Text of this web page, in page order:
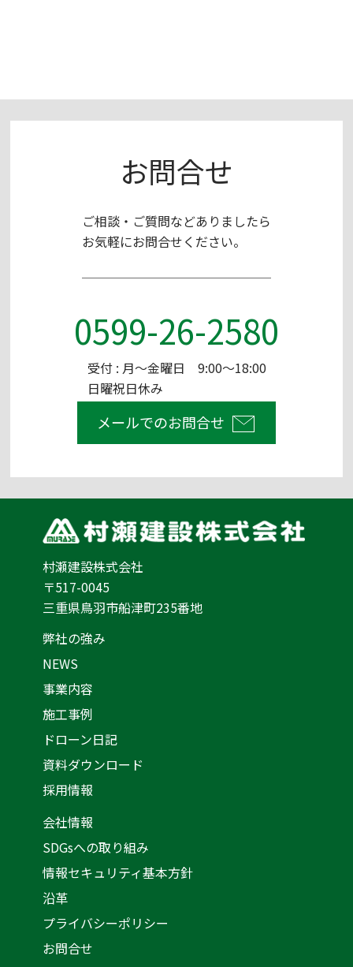
お問合せ
ご相談・ご質問などありましたら
お気軽にお問合せください。
0599-26-2580
受付 : 月～金曜日 9:00～18:00
日曜祝日休み
メールでのお問合せ
村瀬建設株式会社
〒517-0045
三重県鳥羽市船津町235番地
弊社の強み
NEWS
事業内容
施工事例
ドローン日記
資料ダウンロード
採用情報
会社情報
SDGsへの取り組み
情報セキュリティ基本方針
沿革
プライバシーポリシー
お問合せ